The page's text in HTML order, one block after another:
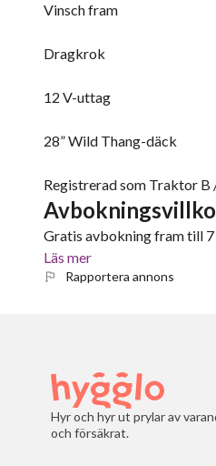
Vinsch fram
Dragkrok
12 V-uttag
28” Wild Thang-däck
Registrerad som Traktor B
Gratis avbokning fram till
Läs mer
Rapportera annons
Hyr och hyr ut prylar av
och försäkrat.